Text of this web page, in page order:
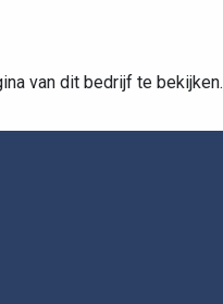
van dit bedrijf te bekijken.